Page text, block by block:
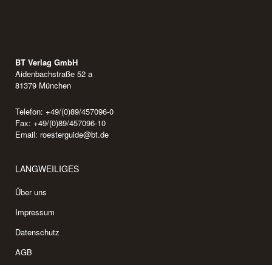
BT Verlag GmbH
Aidenbachstraße 52 a
81379 München
Telefon: +49/(0)89/457096-0
Fax: +49/(0)89/457096-10
Email: roesterguide@bt.de
LANGWEILIGES
Über uns
Impressum
Datenschutz
AGB